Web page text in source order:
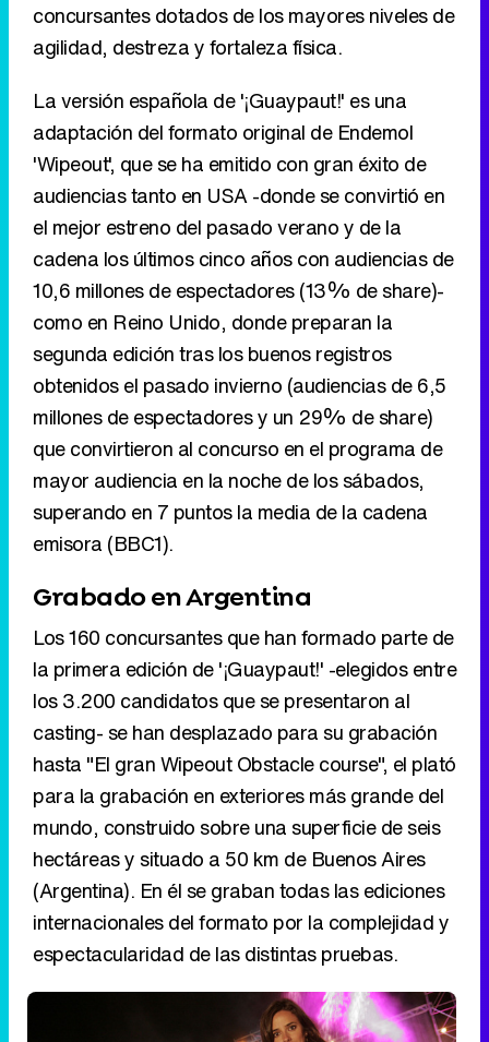
concursantes dotados de los mayores niveles de
agilidad, destreza y fortaleza física.
La versión española de '¡Guaypaut!' es una
adaptación del formato original de Endemol
'Wipeout', que se ha emitido con gran éxito de
audiencias tanto en USA -donde se convirtió en
el mejor estreno del pasado verano y de la
cadena los últimos cinco años con audiencias de
10,6 millones de espectadores (13% de share)-
como en Reino Unido, donde preparan la
segunda edición tras los buenos registros
obtenidos el pasado invierno (audiencias de 6,5
millones de espectadores y un 29% de share)
que convirtieron al concurso en el programa de
mayor audiencia en la noche de los sábados,
superando en 7 puntos la media de la cadena
emisora (BBC1).
Grabado en Argentina
Los 160 concursantes que han formado parte de
la primera edición de '¡Guaypaut!' -elegidos entre
los 3.200 candidatos que se presentaron al
casting- se han desplazado para su grabación
hasta "El gran Wipeout Obstacle course", el plató
para la grabación en exteriores más grande del
mundo, construido sobre una superficie de seis
hectáreas y situado a 50 km de Buenos Aires
(Argentina). En él se graban todas las ediciones
internacionales del formato por la complejidad y
espectacularidad de las distintas pruebas.